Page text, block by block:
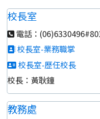
校長室
電話：
校長室-業務職掌
校長室-歷任校長
校長：黃耿鐘
教務處